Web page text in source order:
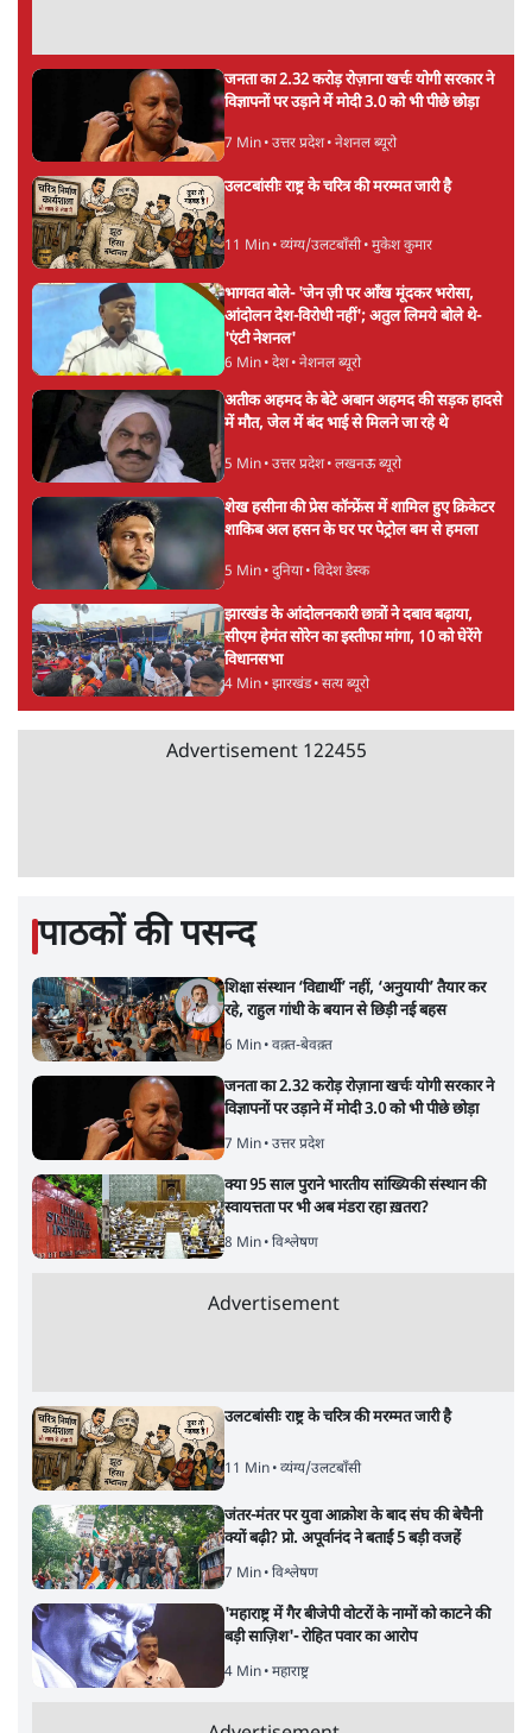
जनता का 2.32 करोड़ रोज़ाना खर्चः योगी सरकार ने
विज्ञापनों पर उड़ाने में मोदी 3.0 को भी पीछे छोड़ा
7 Min• उत्तर प्रदेश• नेशनल ब्यूरो
उलटबांसीः राष्ट्र के चरित्र की मरम्मत जारी है
11 Min• व्यंग्य/उलटबाँसी• मुकेश कुमार
भागवत बोले- 'जेन ज़ी पर आँख मूंदकर भरोसा,
आंदोलन देश-विरोधी नहीं'; अतुल लिमये बोले थे-
'एंटी नेशनल'
6 Min• देश• नेशनल ब्यूरो
अतीक अहमद के बेटे अबान अहमद की सड़क हादसे
में मौत, जेल में बंद भाई से मिलने जा रहे थे
5 Min• उत्तर प्रदेश• लखनऊ ब्यूरो
शेख हसीना की प्रेस कॉन्फ्रेंस में शामिल हुए क्रिकेटर
शाकिब अल हसन के घर पर पेट्रोल बम से हमला
5 Min• दुनिया• विदेश डेस्क
झारखंड के आंदोलनकारी छात्रों ने दबाव बढ़ाया,
सीएम हेमंत सोरेन का इस्तीफा मांगा, 10 को घेरेंगे
विधानसभा
4 Min• झारखंड• सत्य ब्यूरो
Advertisement 122455
पाठकों की पसन्द
शिक्षा संस्थान ‘विद्यार्थी’ नहीं, ‘अनुयायी’ तैयार कर
रहे, राहुल गांधी के बयान से छिड़ी नई बहस
6 Min• वक़्त-बेवक़्त
जनता का 2.32 करोड़ रोज़ाना खर्चः योगी सरकार ने
विज्ञापनों पर उड़ाने में मोदी 3.0 को भी पीछे छोड़ा
7 Min• उत्तर प्रदेश
क्या 95 साल पुराने भारतीय सांख्यिकी संस्थान की
स्वायत्तता पर भी अब मंडरा रहा ख़तरा?
8 Min• विश्लेषण
Advertisement
उलटबांसीः राष्ट्र के चरित्र की मरम्मत जारी है
11 Min• व्यंग्य/उलटबाँसी
जंतर-मंतर पर युवा आक्रोश के बाद संघ की बेचैनी
क्यों बढ़ी? प्रो. अपूर्वानंद ने बताईं 5 बड़ी वजहें
7 Min• विश्लेषण
'महाराष्ट्र में गैर बीजेपी वोटरों के नामों को काटने की
बड़ी साज़िश'- रोहित पवार का आरोप
4 Min• महाराष्ट्र